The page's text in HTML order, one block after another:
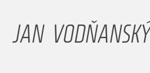
JAN VODŇANSKÝ